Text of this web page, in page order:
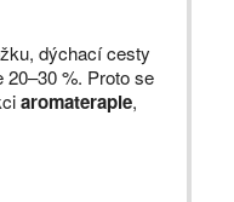
dýchací cesty
%. Proto se
aromaterapie,